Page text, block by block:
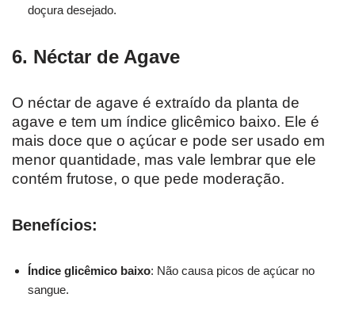
doçura desejado.
6. Néctar de Agave
O néctar de agave é extraído da planta de
agave e tem um índice glicêmico baixo. Ele é
mais doce que o açúcar e pode ser usado em
menor quantidade, mas vale lembrar que ele
contém frutose, o que pede moderação.
Benefícios:
Índice glicêmico baixo: Não causa picos de açúcar no
sangue.